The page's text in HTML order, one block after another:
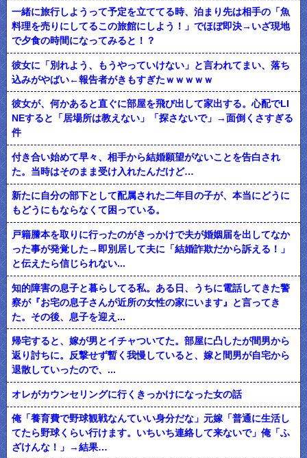
一緒に旅行しようって予定を立ててる時、泊まり先は相手の「魚
料理を売りにしてるこの旅館にしよう！」でほぼ即決→いざ現地
で夕食の時間になってみると！？
彼女に「別れよう、もうやっていけない」と言われてまい、落ち
込みがやばい←報告者がきもすぎたｗｗｗｗｗ
彼女が、何かあると直ぐに部屋を飛び出して家出する。心配でLI
NEすると「居場所は教えない」「探さないで」→面倒くさすぎる
件
付き合い始めて早々、相手から結婚願望がないことを告白され
た。当時はそのまま受け入れたんだけど…
新たに自分の部下として配属された二年目の子が、本当にどうに
もどうにもならなくて困っている。
戸籍謄本を取りに行ったのがきっかけで夫が婚姻届を出してなか
った事が発覚した→即別居して夫に「結婚詐欺だから訴える！」
と伝えたら信じられない...
知的障害の息子と暮らしてる私。ある日、うちに電話してきた警
察が『お宅の息子さんが近所の女性の家にいます』と言ってき
た。その後、息子を迎え...
帰宅すると、嫁が男とイチャついてた。部屋に凸したが間男から
返り討ちに。反撃せず暫く我慢していると、嫁と間男が自宅から
退散していったので、...
オレがカウンセリングに行くきっかけになった女の話
俺「養育費で野球観戦なんていい身分だな」元嫁「普通に生活し
てたら野球くらい行けます。いちいち連絡して来ないで」俺「ふ
ざけんな！」→結果…